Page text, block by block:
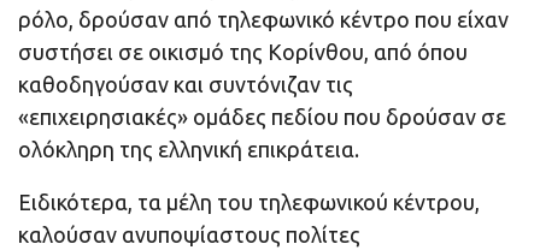
ρόλο, δρούσαν από τηλεφωνικό κέντρο που είχαν
συστήσει σε οικισμό της Κορίνθου, από όπου
καθοδηγούσαν και συντόνιζαν τις
«επιχειρησιακές» ομάδες πεδίου που δρούσαν σε
ολόκληρη της ελληνική επικράτεια.
Ειδικότερα, τα μέλη του τηλεφωνικού κέντρου,
καλούσαν ανυποψίαστους πολίτες